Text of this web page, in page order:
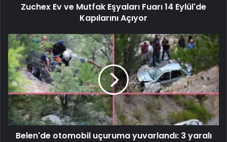
Zuchex Ev ve Mutfak Eşyaları Fuarı 14 Eylül'de
Kapılarını Açıyor
Belen'de otomobil uçuruma yuvarlandı: 3 yaralı